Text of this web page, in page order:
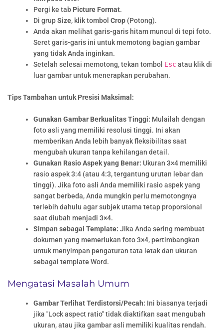
Pergi ke tab Picture Format.
Di grupSize, klik tombolCrop (Potong).
Anda akan melihat garis-garis hitam muncul di tepi foto.
Seret garis-garis ini untuk memotong bagian gambar
yang tidak Anda inginkan.
Setelah selesai memotong, tekan tombol Escatau klik di
luar gambar untuk menerapkan perubahan.
Tips Tambahan untuk Presisi Maksimal:
Gunakan Gambar Berkualitas Tinggi: Mulailah dengan
foto asli yang memiliki resolusi tinggi. Ini akan
memberikan Anda lebih banyak fleksibilitas saat
mengubah ukuran tanpa kehilangan detail.
Gunakan Rasio Aspek yang Benar: Ukuran 3×4 memiliki
rasio aspek 3:4 (atau 4:3, tergantung urutan lebar dan
tinggi). Jika foto asli Anda memiliki rasio aspek yang
sangat berbeda, Anda mungkin perlu memotongnya
terlebih dahulu agar subjek utama tetap proporsional
saat diubah menjadi 3×4.
Simpan sebagai Template: Jika Anda sering membuat
dokumen yang memerlukan foto 3×4, pertimbangkan
untuk menyimpan pengaturan tata letak dan ukuran
sebagai template Word.
Mengatasi Masalah Umum
Gambar Terlihat Terdistorsi/Pecah: Ini biasanya terjadi
jika "Lock aspect ratio" tidak diaktifkan saat mengubah
ukuran, atau jika gambar asli memiliki kualitas rendah.